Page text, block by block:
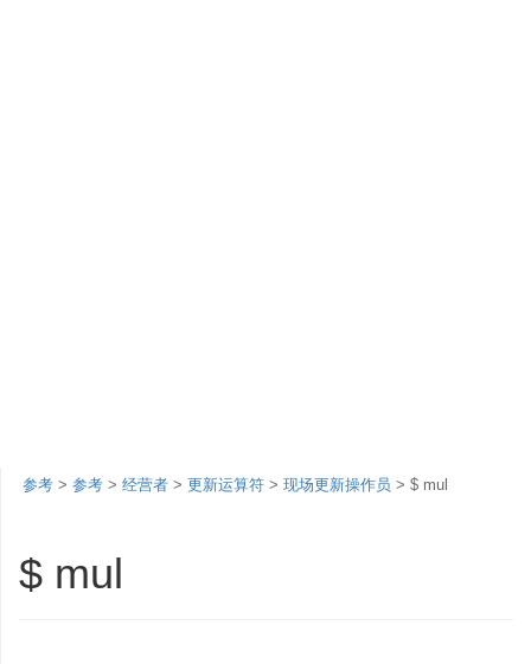
参考 > 参考 > 经营者 > 更新运算符 > 现场更新操作员 > $ mul
$ mul